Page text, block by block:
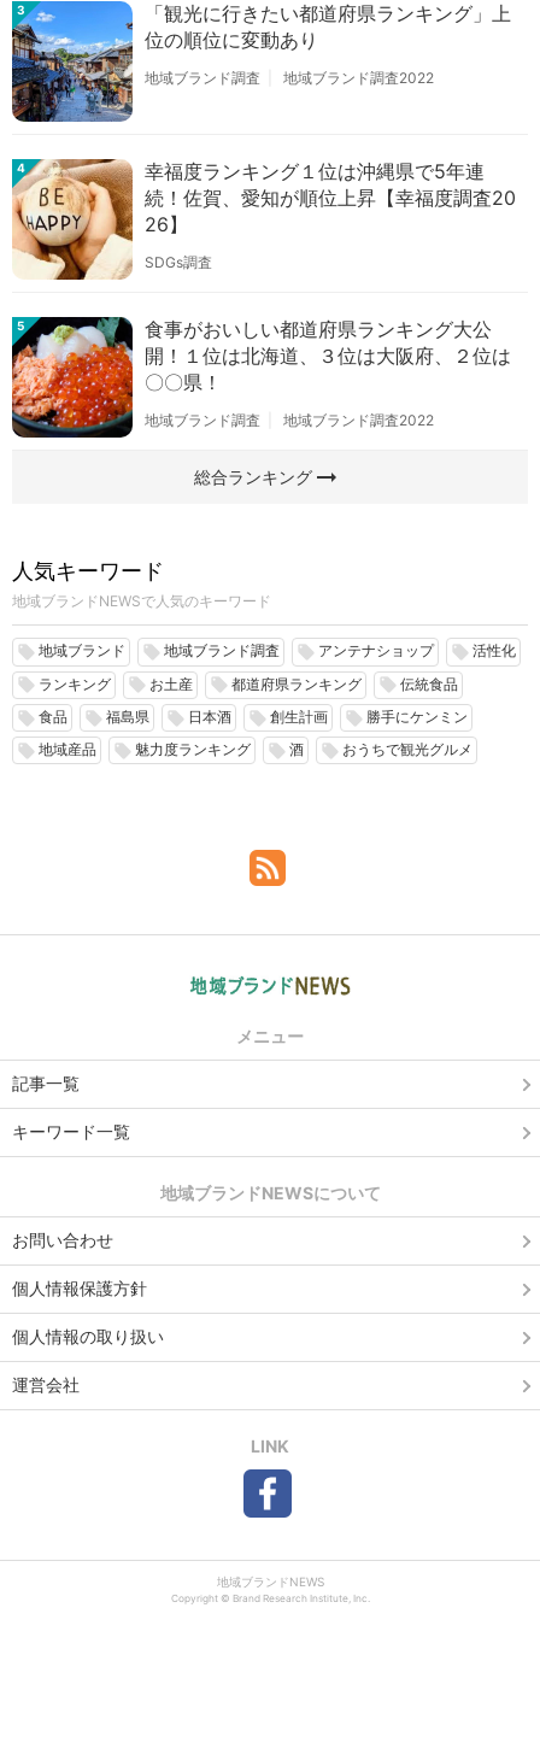
3
「観光に行きたい都道府県ランキング」上
位の順位に変動あり
地域ブランド調査 地域ブランド調査2022
4
幸福度ランキング１位は沖縄県で5年連
続！佐賀、愛知が順位上昇【幸福度調査20
26】
SDGs調査
5
食事がおいしい都道府県ランキング大公
開！１位は北海道、３位は大阪府、２位は
〇〇県！
地域ブランド調査 地域ブランド調査2022
総合ランキングarrow_right_alt
人気キーワード
地域ブランドNEWSで人気のキーワード
local_offer 地域ブランド local_offer 地域ブランド調査 local_offer アンテナショップ local_offer 活性化
local_offer ランキング local_offer お土産 local_offer 都道府県ランキング local_offer 伝統食品
local_offer 食品 local_offer 福島県 local_offer 日本酒 local_offer 創生計画 local_offer 勝手にケンミン
local_offer 地域産品 local_offer 魅力度ランキング local_offer 酒 local_offer おうちで観光グルメ
メニュー
記事一覧
キーワード一覧
地域ブランドNEWSについて
お問い合わせ
個人情報保護方針
個人情報の取り扱い
運営会社
LINK
地域ブランドNEWS
Copyright © Brand Research Institute, Inc.